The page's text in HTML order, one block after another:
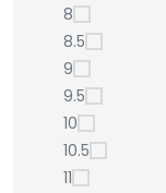
8
8.5
9
9.5
10
10.5
11